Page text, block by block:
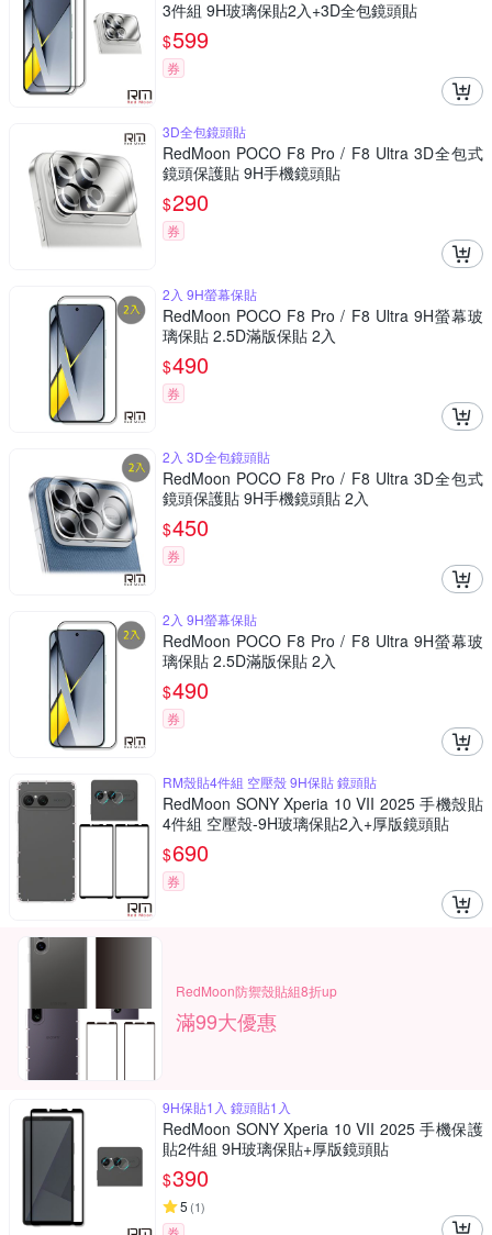
3件組 9H玻璃保貼2入+3D全包鏡頭貼
$599
券
3D全包鏡頭貼
RedMoon POCO F8 Pro / F8 Ultra 3D全包式
鏡頭保護貼 9H手機鏡頭貼
$290
券
2入 9H螢幕保貼
RedMoon POCO F8 Pro / F8 Ultra 9H螢幕玻
璃保貼 2.5D滿版保貼 2入
$490
券
2入 3D全包鏡頭貼
RedMoon POCO F8 Pro / F8 Ultra 3D全包式
鏡頭保護貼 9H手機鏡頭貼 2入
$450
券
2入 9H螢幕保貼
RedMoon POCO F8 Pro / F8 Ultra 9H螢幕玻
璃保貼 2.5D滿版保貼 2入
$490
券
RM殼貼4件組 空壓殼 9H保貼 鏡頭貼
RedMoon SONY Xperia 10 VII 2025 手機殼貼
4件組 空壓殼-9H玻璃保貼2入+厚版鏡頭貼
$690
券
RedMoon防禦殼貼組8折up
滿99大優惠
9H保貼1入 鏡頭貼1入
RedMoon SONY Xperia 10 VII 2025 手機保護
貼2件組 9H玻璃保貼+厚版鏡頭貼
$390
5 (1)